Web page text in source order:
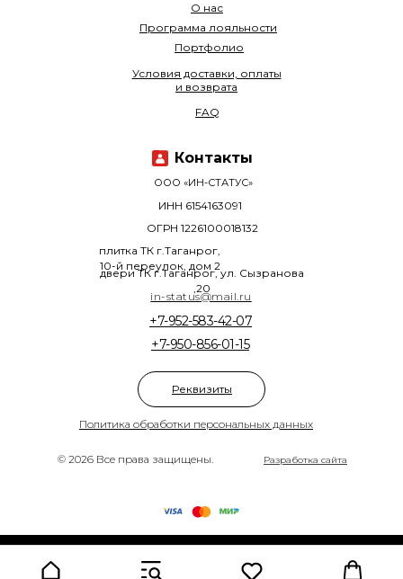
© 2026 Все права защищены.
Политика обработки персональных данных
+7-950-856-01-15
+7-952-583-42-07
О нас
Программа лояльности
Портфолио
ООО «ИН-СТАТУС»
плитка ТК г.Таганрог,
10-й переулок, дом 2
двери ТК г.Таганрог, ул. Сызранова
,20
ОГРН 1226100018132
ИНН 6154163091
Разработка сайта
Условия доставки, оплаты
и возврата
FAQ
in-status@mail.ru
Контакты
Реквизиты
Made on Tilda